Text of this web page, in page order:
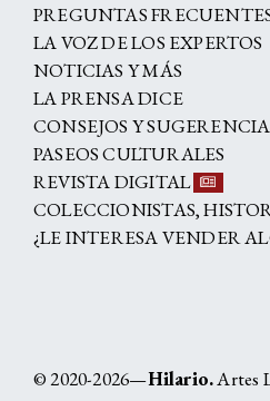
PREGUNTAS
LA VOZ DE LOS EXPERTOS
NOTICIAS Y MÁS
LA PRENSA DICE
CONSEJOS Y
PASEOS CULTURALES
REVISTA DIGITAL
COLECCIONISTAS,
¿LE INTERESA VENDER
© 2020-2026—Hilario.Artes